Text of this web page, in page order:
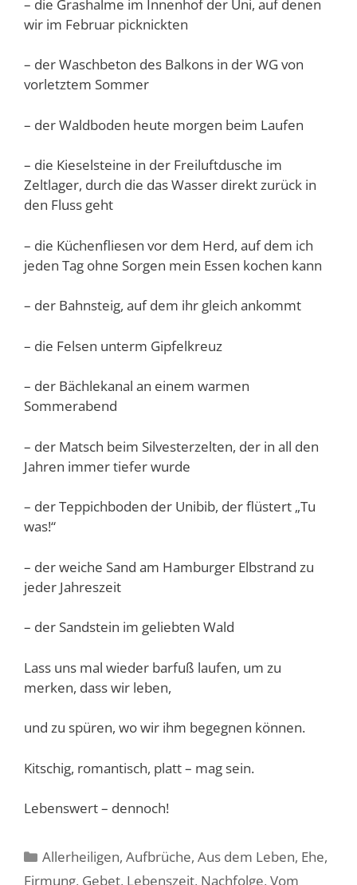
– die Grashalme im Innenhof der Uni, auf denen
wir im Februar picknickten
– der Waschbeton des Balkons in der WG von
vorletztem Sommer
– der Waldboden heute morgen beim Laufen
– die Kieselsteine in der Freiluftdusche im
Zeltlager, durch die das Wasser direkt zurück in
den Fluss geht
– die Küchenfliesen vor dem Herd, auf dem ich
jeden Tag ohne Sorgen mein Essen kochen kann
– der Bahnsteig, auf dem ihr gleich ankommt
– die Felsen unterm Gipfelkreuz
– der Bächlekanal an einem warmen
Sommerabend
– der Matsch beim Silvesterzelten, der in all den
Jahren immer tiefer wurde
– der Teppichboden der Unibib, der flüstert „Tu
was!“
– der weiche Sand am Hamburger Elbstrand zu
jeder Jahreszeit
– der Sandstein im geliebten Wald
Lass uns mal wieder barfuß laufen, um zu
merken, dass wir leben,
und zu spüren, wo wir ihm begegnen können.
Kitschig, romantisch, platt – mag sein.
Lebenswert – dennoch!
Kategorien
Allerheiligen,Aufbrüche,Aus dem Leben, Ehe,
Firmung, Gebet, Lebenszeit, Nachfolge, Vom